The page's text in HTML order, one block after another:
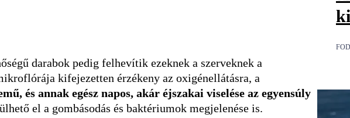
darabok pedig felhevítik ezeknek a szerveknek a
kifejezetten érzékeny az oxigénellátásra, a
és annak egész napos, akár éjszakai viselése az egyensúly
el a gombásodás és baktériumok megjelenése is.